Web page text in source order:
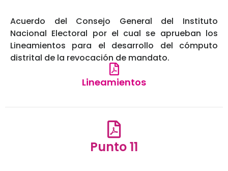
Acuerdo del Consejo General del Instituto
Nacional Electoral por el cual se aprueban los
Lineamientos para el desarrollo del cómputo
distrital de la revocación de mandato.
Lineamientos
Punto 11